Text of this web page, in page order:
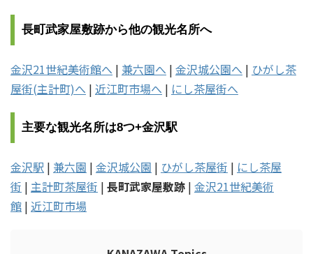
長町武家屋敷跡から他の観光名所へ
金沢21世紀美術館へ | 兼六園へ | 金沢城公園へ | ひがし茶
屋街(主計町)へ | 近江町市場へ | にし茶屋街へ
主要な観光名所は8つ+金沢駅
金沢駅 | 兼六園 | 金沢城公園 | ひがし茶屋街 | にし茶屋
街 | 主計町茶屋街 | 長町武家屋敷跡 | 金沢21世紀美術
館 | 近江町市場